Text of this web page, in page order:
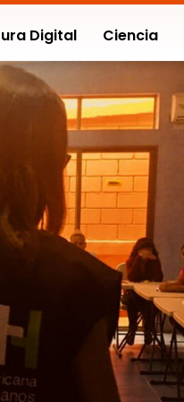
Digital Ciencia